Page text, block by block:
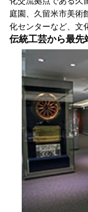
庭園、久留米市美術
化センターなど、文
伝統工芸から最先